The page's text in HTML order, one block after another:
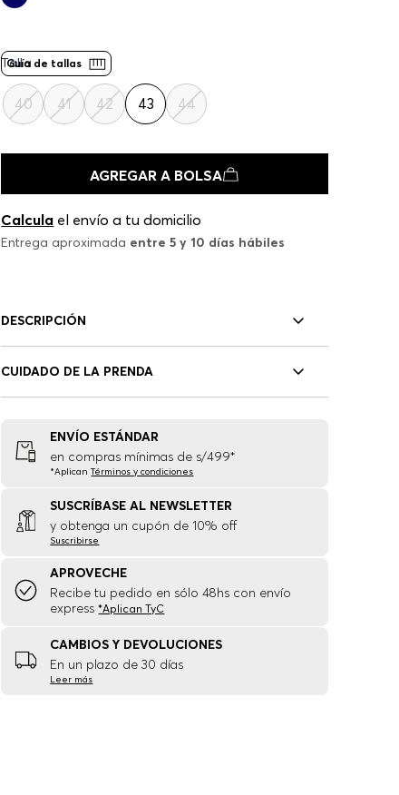
Guía de tallas
Talla
40 41 42 43 44
AGREGAR A BOLSA
Calcula el envío a tu domicilio
Entrega aproximada entre 5 y 10 días hábiles
DESCRIPCIÓN
CUIDADO DE LA PRENDA
ENVÍO ESTÁNDAR
en compras mínimas de s/499*
*AplicanTérminos y condiciones
SUSCRÍBASE AL NEWSLETTER
y obtenga un cupón de 10% off
Suscribirse
APROVECHE
Recibe tu pedido en sólo 48hs con envío
express*Aplican TyC
CAMBIOS Y DEVOLUCIONES
En un plazo de 30 días
Leer más